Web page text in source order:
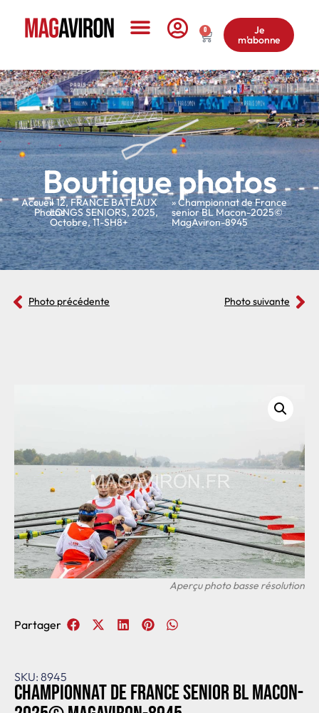
0 Je
m'abonne
Boutique photos
Accueil
»
Photos
»12,FRANCE BATEAUX
LONGS SENIORS,2025,
Octobre,11-SH8+
» Championnat de France
senior BL Macon-2025©
MagAviron-8945
Photo précédente Photo suivante
SKU: 8945
Championnat de France senior BL Macon-
Partager